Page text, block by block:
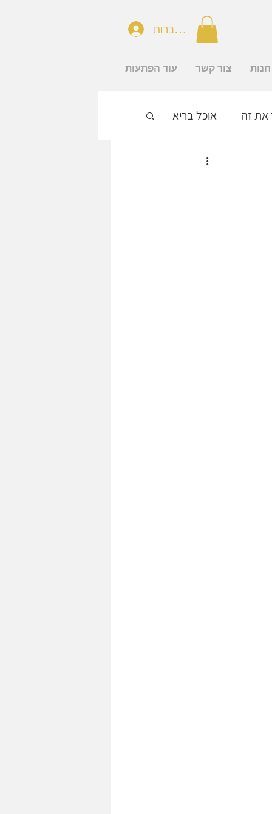
להתחברות
חנות צור קשר עוד הפתעות
את זה אוכל בריא